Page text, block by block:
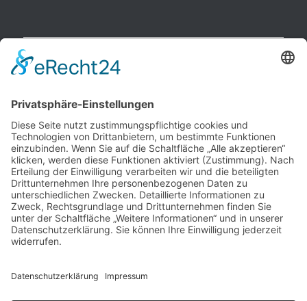
NEUESTE BEITRÄGE
Finanzierungslücken entlarvt: So vermeiden Sie teure
Überraschungen bei Immobilieninvestitionen
Wie Ihr Unternehmen mit cleverer Ressourcenschonung
Betriebskosten spürbar senkt
Warum herkömmliche Methoden an ihre Grenzen stoßen –
und wo echte Hautstraffung beginnt
clever umgehen